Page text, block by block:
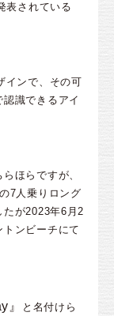
表されている
インで、その可
識できるアイ
ほらですが、
7人乗りロング
たが2023年6月2
トンビーチにて
と名付けら